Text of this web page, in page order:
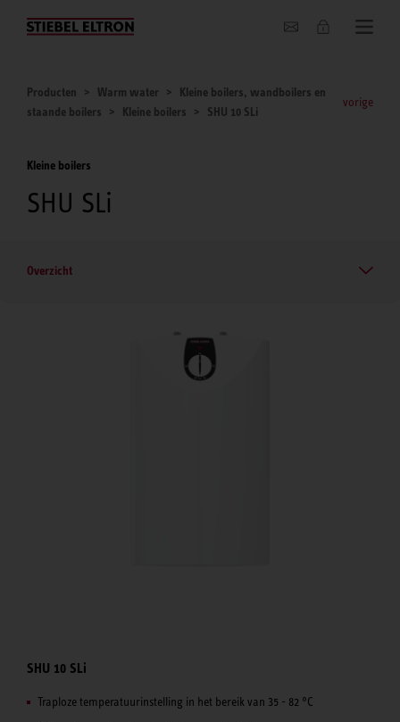
Actueel
Producten Warm water
Kleine boilers, wandboilers en
staande boilers
Kleine boilers SHU 10 SLi
vorige
Kleine boilers
SHU SLi
Overzicht
SHU 10 SLi
Traploze temperatuurinstelling in het bereik van 35 - 82 °C